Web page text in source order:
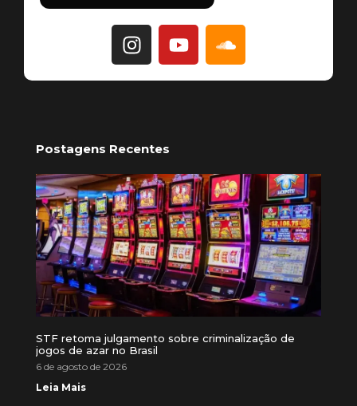
Postagens Recentes
STF retoma julgamento sobre criminalização de
jogos de azar no Brasil
6 de agosto de 2026
Leia Mais